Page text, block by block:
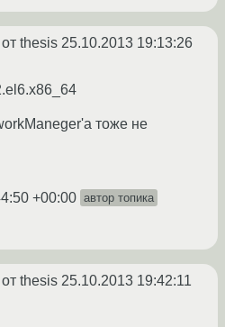
от thesis 25.10.2013 19:13:26
тоже не
+00:00 автор топика
от thesis 25.10.2013 19:42:11